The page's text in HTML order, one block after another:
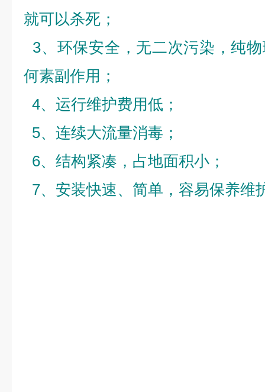
就可以杀死；
3、环保安全，无二次污染，纯
何素副作用；
4、运行维护费用低；
5、连续大流量消毒；
6、结构紧凑，占地面积小；
7、安装快速、简单，容易保养维